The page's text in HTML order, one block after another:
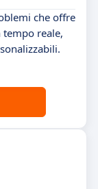
che offre
reale,